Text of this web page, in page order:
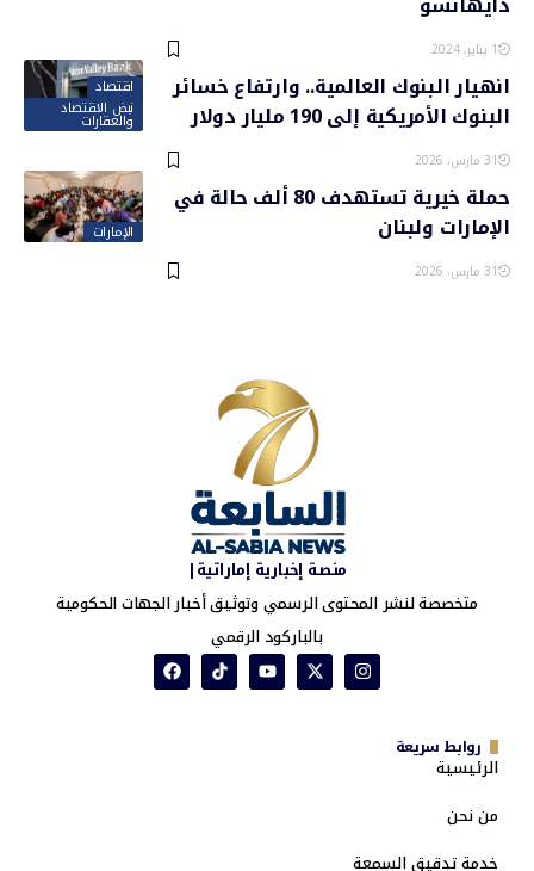
1 يناير، 2024
اقتصاد
نبض الاقتصاد
والعقارات
انهيار البنوك العالمية.. وارتفاع خسائر
البنوك الأمريكية إلى 190 مليار دولار
31 مارس، 2026
الإمارات
حملة خيرية تستهدف 80 ألف حالة في
الإمارات ولبنان
31 مارس، 2026
منصة إخبارية إماراتية|
متخصصة لنشر المحتوى الرسمي وتوثيق أخبار الجهات الحكومية
بالباركود الرقمي
روابط سريعة
الرئيسية
من نحن
خدمة تدقيق السمعة